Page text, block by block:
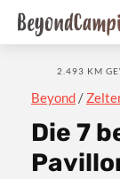
Beyond /
2.493 KM
Die 7